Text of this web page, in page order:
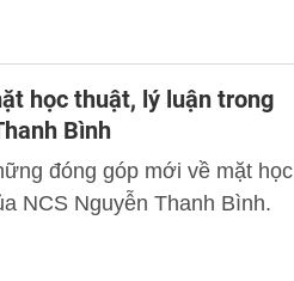
học thuật, lý luận trong
Bình
đóng góp mới về mặt học
NCS Nguyễn Thanh Bình.